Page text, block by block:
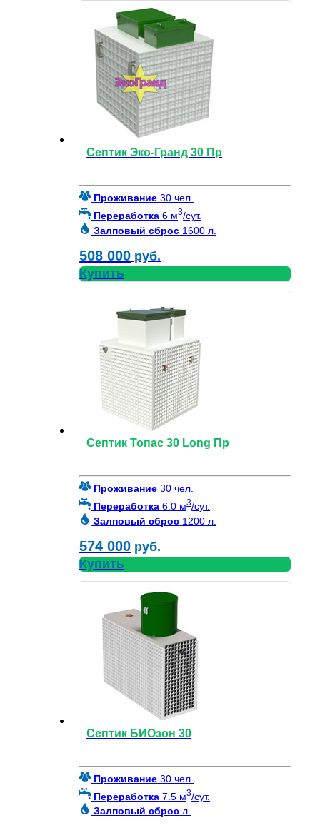
Септик Эко-Гранд 30 Пр
Проживание 30 чел.
Переработка 6 м3/сут.
Залповый сброс 1600 л.
508 000 руб.
Купить
Септик Топас 30 Long Пр
Проживание 30 чел.
Переработка 6.0 м3/сут.
Залповый сброс 1200 л.
574 000 руб.
Купить
Септик БИОзон 30
Проживание 30 чел.
Переработка 7.5 м3/сут.
Залповый сброс л.